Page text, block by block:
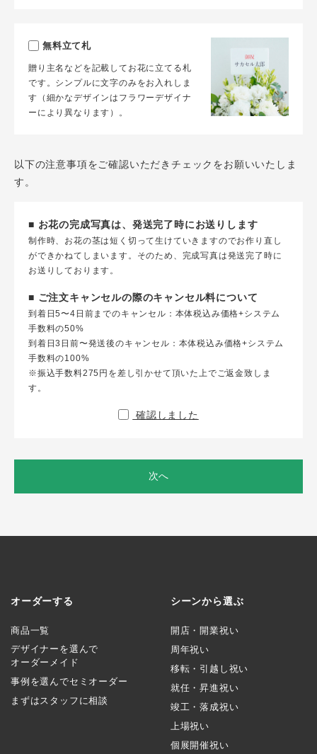
無料立て札
贈り主名などを記載してお花に立てる札
です。シンプルに文字のみをお入れしま
す（細かなデザインはフラワーデザイナ
ーにより異なります）。
以下の注意事項をご確認いただきチェックをお願いいたしま
す。
■ お花の完成写真は、発送完了時にお送りします
制作時、お花の茎は短く切って生けていきますのでお作り直し
ができかねてしまいます。そのため、完成写真は発送完了時に
お送りしております。
■ ご注文キャンセルの際のキャンセル料について
到着日5〜4日前までのキャンセル：本体税込み価格+システム
手数料の50%
到着日3日前〜発送後のキャンセル：本体税込み価格+システム
手数料の100%
※振込手数料275円を差し引かせて頂いた上でご返金致しま
す。
確認しました
次へ
オーダーする
商品一覧
デザイナーを選んで
オーダーメイド
事例を選んでセミオーダー
まずはスタッフに相談
シーンから選ぶ
開店・開業祝い
周年祝い
移転・引越し祝い
就任・昇進祝い
竣工・落成祝い
上場祝い
個展開催祝い